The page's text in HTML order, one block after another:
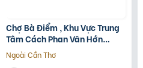
Chợ Bà Điểm , Khu Vực Trung
Tâm Cách Phan Văn Hớn
100m
Ngoài Cần Thơ